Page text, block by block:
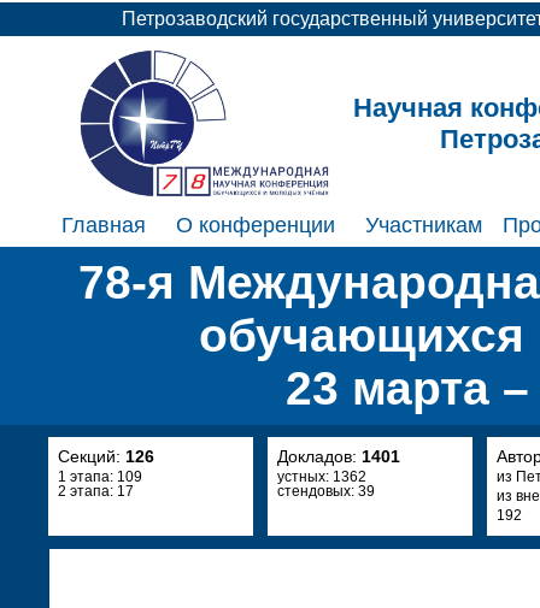
Петрозаводский государственный
Научная
Главная О конференции Участникам
78-я
23 марта
Секций: 126
1 этапа: 109
2 этапа: 17
Докладов: 1401
устных: 1362
стендовых: 39
из
из
192